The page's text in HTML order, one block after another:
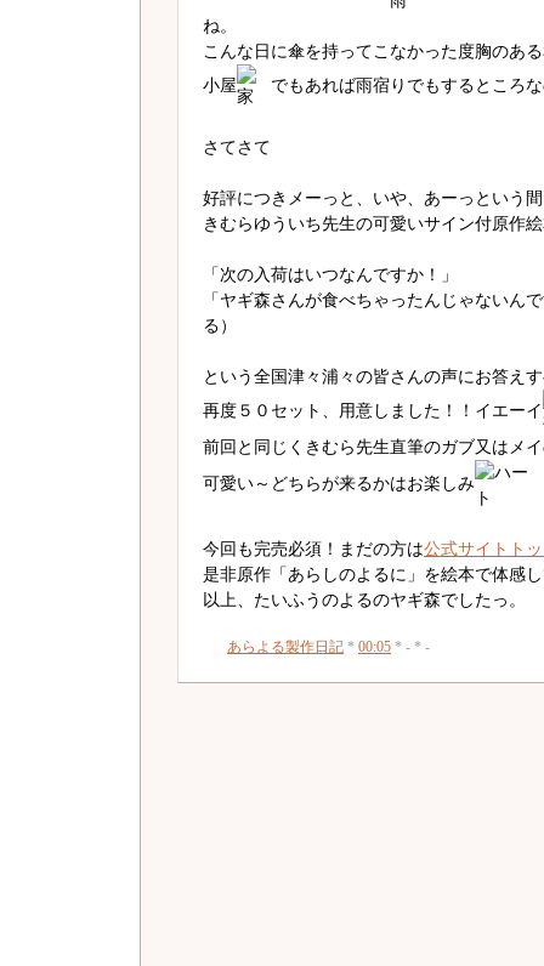
ね。
こんな日に傘を持ってこなかった度胸のあ
小屋
でもあれば雨宿りでもするところ
さてさて
好評につきメーっと、いや、あーっという
きむらゆういち先生の可愛いサイン付原作
「次の入荷はいつなんですか！」
「ヤギ森さんが食べちゃったんじゃないん
る）
という全国津々浦々の皆さんの声にお答え
再度５０セット、用意しました！！イエーイ
前回と同じくきむら先生直筆のガブ又はメ
可愛い～どちらが来るかはお楽しみ
今回も完売必須！まだの方は公式サイトト
是非原作「あらしのよるに」を絵本で体感
以上、たいふうのよるのヤギ森でしたっ。
あらよる製作日記 * 00:05 * - * -